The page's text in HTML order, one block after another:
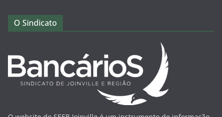
O Sindicato